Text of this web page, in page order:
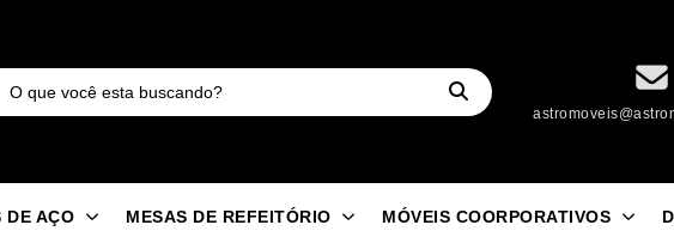
DE AÇO MESAS DE REFEITÓRIO MÓVEIS COORPORATIVOS